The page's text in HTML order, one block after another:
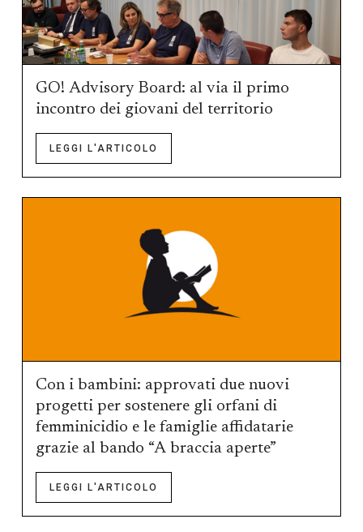
GO! Advisory Board: al via il primo
incontro dei giovani del territorio
LEGGI L'ARTICOLO
Con i bambini: approvati due nuovi
progetti per sostenere gli orfani di
femminicidio e le famiglie affidatarie
grazie al bando “A braccia aperte”
LEGGI L'ARTICOLO